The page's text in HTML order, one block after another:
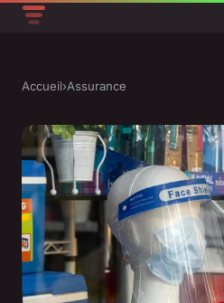
Accueil›Assurance